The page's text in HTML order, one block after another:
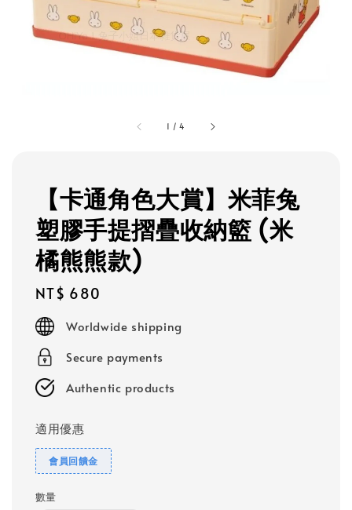
1 /4
【卡通角色大賞】米菲兔
塑膠手提摺疊收納籃 (米
橘熊熊款)
Regular
price
NT$ 680
Worldwide shipping
Secure payments
Authentic products
適用優惠
會員回饋金
數量